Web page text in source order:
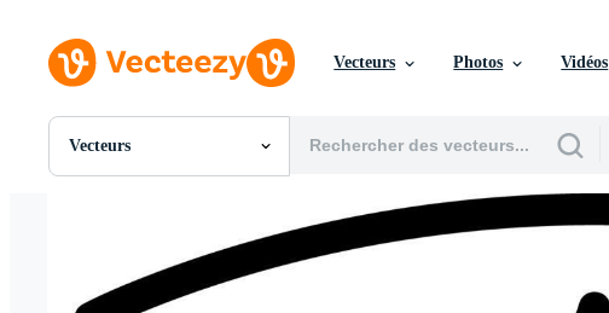
Vecteurs Photos Vidéos
Vecteurs
Toutes Images
SVGs
Modèles